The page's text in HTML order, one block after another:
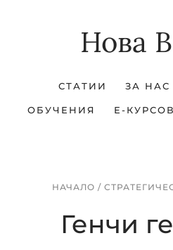
Нова
СТАТИИ ЗА НАС
ОБУЧЕНИЯ Е-
НАЧАЛО /
Генчи